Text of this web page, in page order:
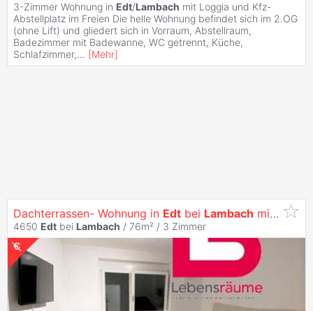
3-Zimmer Wohnung in Edt/Lambach mit Loggia und Kfz-
Abstellplatz im Freien Die helle Wohnung befindet sich im 2.OG
(ohne Lift) und gliedert sich in Vorraum, Abstellraum,
Badezimmer mit Badewanne, WC getrennt, Küche,
Schlafzimmer,... [Mehr]
Dachterrassen- Wohnung in Edt bei Lambach mit Loggia- Unmöbliert
4650 Edt bei Lambach / 76m² / 3 Zimmer